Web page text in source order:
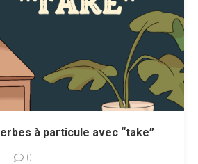
à particule avec “take”
0